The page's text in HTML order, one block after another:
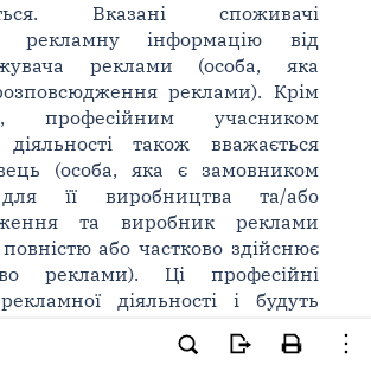
Вказані споживачі
рекламну інформацію від
реклами (особа, яка
реклами). Крім
професійним учасником
також вважається
(особа, яка є замовником
її виробництва та/або
та виробник реклами
або частково здійснює
реклами). Ці професійні
діяльності і будуть
(див. табл. 1).